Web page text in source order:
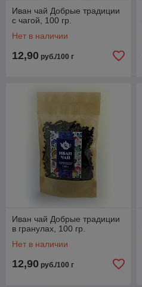
Иван чай Добрые традиции
с чагой, 100 гр.
Нет в наличии
12,90 руб./100 г
Иван чай Добрые традиции
в гранулах, 100 гр.
Нет в наличии
12,90 руб./100 г